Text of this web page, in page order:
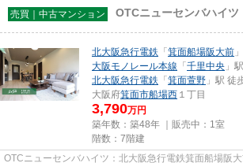
売買｜中古マンション OTCニューセンバハイツ
北大阪急行電鉄 「 箕面船場阪大前
大阪モノレール本線 「 千里中央 」
北大阪急行電鉄 「 箕面萱野 」駅 徒
大阪府箕面市船場西 １丁目
3,790万円
築年数：築48年 ｜販売中： 1室
階数：7階建
OTCニューセンバハイツ：北大阪急行電鉄箕面船場阪